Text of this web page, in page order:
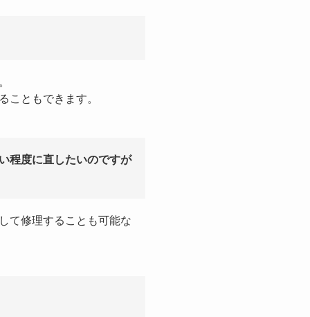
こともできます。
程度に直したいのですが
て修理することも可能な